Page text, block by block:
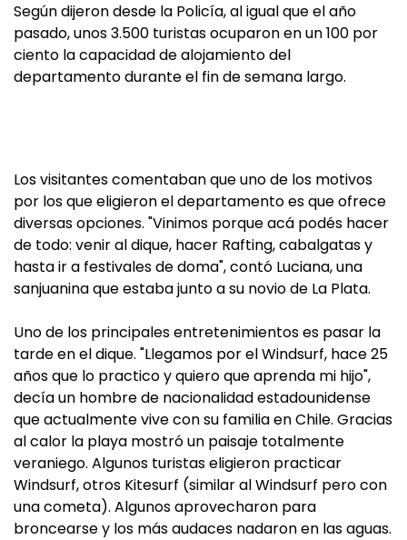
Según dijeron desde la Policía, al igual que el año
pasado, unos 3.500 turistas ocuparon en un 100 por
ciento la capacidad de alojamiento del
departamento durante el fin de semana largo.
Los visitantes comentaban que uno de los motivos
por los que eligieron el departamento es que ofrece
diversas opciones. "Vinimos porque acá podés hacer
de todo: venir al dique, hacer Rafting, cabalgatas y
hasta ir a festivales de doma", contó Luciana, una
sanjuanina que estaba junto a su novio de La Plata.
Uno de los principales entretenimientos es pasar la
tarde en el dique. "Llegamos por el Windsurf, hace 25
años que lo practico y quiero que aprenda mi hijo",
decía un hombre de nacionalidad estadounidense
que actualmente vive con su familia en Chile. Gracias
al calor la playa mostró un paisaje totalmente
veraniego. Algunos turistas eligieron practicar
Windsurf, otros Kitesurf (similar al Windsurf pero con
una cometa). Algunos aprovecharon para
broncearse y los más audaces nadaron en las aguas.